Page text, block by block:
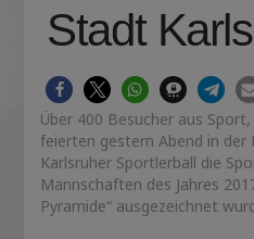
Stadt
Über 400 Besucher aus
feierten gestern Abend in der
Karlsruher Sportlerball die
Mannschaften des Jahres
Pyramide“ ausgezeichnet